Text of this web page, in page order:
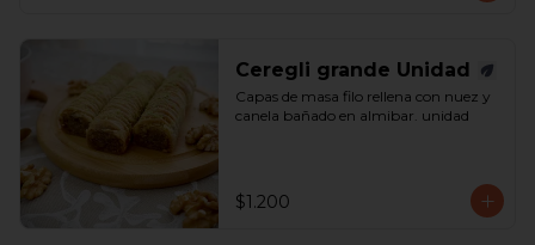
Ceregli grande Unidad
Capas de masa filo rellena con nuez y
canela bañado en almibar. unidad
$1.200